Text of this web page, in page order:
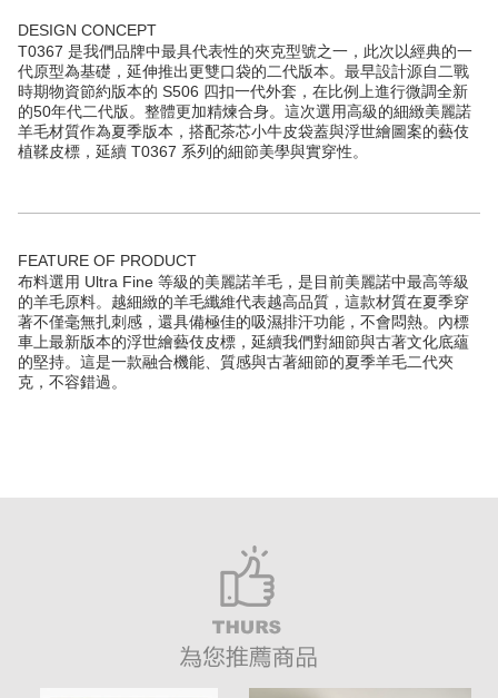
DESIGN CONCEPT
T0367 是我們品牌中最具代表性的夾克型號之一，此次以經典的一
代原型為基礎，延伸推出更雙口袋的二代版本。最早設計源自二戰
時期物資節約版本的 S506 四扣一代外套，在比例上進行微調全新
的50年代二代版。整體更加精煉合身。這次選用高級的細緻美麗諾
羊毛材質作為夏季版本，搭配茶芯小牛皮袋蓋與浮世繪圖案的藝伎
植鞣皮標，延續 T0367 系列的細節美學與實穿性。
FEATURE OF PRODUCT
布料選用 Ultra Fine 等級的美麗諾羊毛，是目前美麗諾中最高等級
的羊毛原料。越細緻的羊毛纖維代表越高品質，這款材質在夏季穿
著不僅毫無扎刺感，還具備極佳的吸濕排汗功能，不會悶熱。內標
車上最新版本的浮世繪藝伎皮標，延續我們對細節與古著文化底蘊
的堅持。這是一款融合機能、質感與古著細節的夏季羊毛二代夾
克，不容錯過。